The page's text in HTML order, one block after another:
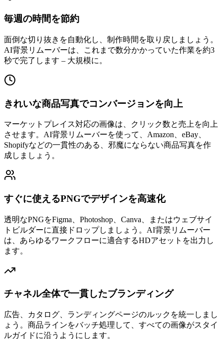
毎週の時間を節約
面倒な切り抜きを自動化し、制作時間を取り戻しましょう。
AI背景リムーバーは、これまで数分かかっていた作業を約3
秒で完了します – 大規模に。
きれいな商品写真でコンバージョンを向上
マーケットプレイス対応の画像は、クリック数と売上を向上
させます。AI背景リムーバーを使って、Amazon、eBay、
Shopifyなどの一貫性のある、邪魔にならない商品写真を作
成しましょう。
すぐに使えるPNGでデザインを高速化
透明なPNGをFigma、Photoshop、Canva、またはウェブサイ
トビルダーに直接ドロップしましょう。AI背景リムーバー
は、あらゆるワークフローに適合するHDアセットを出力し
ます。
チャネル全体で一貫したブランディング
広告、カタログ、ランディングページのルックを統一しまし
ょう。商品ラインをバッチ処理して、すべての画像がスタイ
ルガイドに沿うようにします。